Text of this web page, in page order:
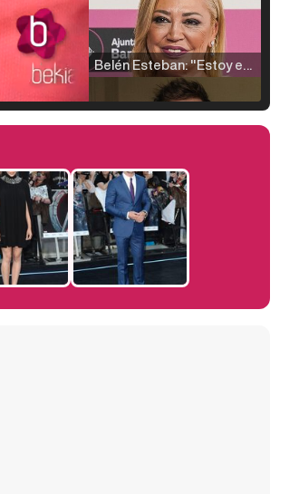
Belén Esteban: "Estoy emocionada, muy contenta y muy feliz por llegar a RTVE"